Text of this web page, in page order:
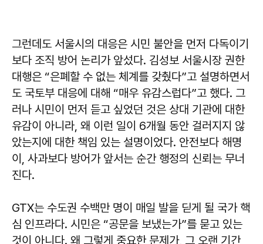
그런데도 서울시의 대응은 시민 불안을 먼저 다독이기
보다 조직 방어 논리가 앞섰다. 김성보 서울시장 권한
대행은 “은폐할 수 없는 체계를 갖췄다”고 설명하면서
도 국토부 대응에 대해 “매우 유감스럽다”고 했다. 그
러나 시민이 먼저 듣고 싶었던 것은 상대 기관에 대한
유감이 아니라, 왜 이런 일이 6개월 동안 걸러지지 않
았는지에 대한 책임 있는 설명이었다. 안전보다 해명
이, 사과보다 방어가 앞서는 순간 행정의 신뢰는 무너
진다.
GTX는 수도권 수백만 명이 매일 발을 딛게 될 국가 핵
심 인프라다. 시민은 “공문을 보냈는가”를 묻고 있는
것이 아니다. 왜 그렇게 중요한 문제가, 그 오랜 기간